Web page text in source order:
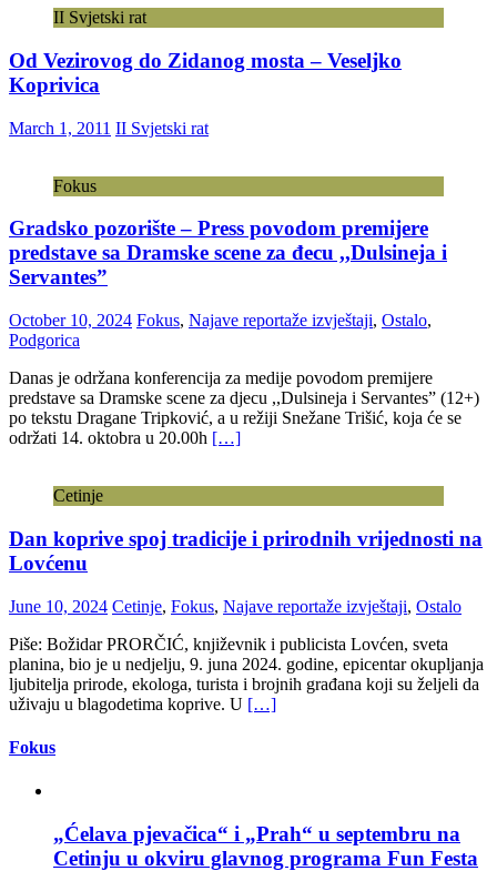
II Svjetski rat
Od Vezirovog do Zidanog mosta – Veseljko
Koprivica
March 1, 2011 II Svjetski rat
Fokus
Gradsko pozorište – Press povodom premijere
predstave sa Dramske scene za đecu ,,Dulsineja i
Servantes”
October 10, 2024 Fokus, Najave reportaže izvještaji, Ostalo,
Podgorica
Danas je održana konferencija za medije povodom premijere
predstave sa Dramske scene za djecu ,,Dulsineja i Servantes” (12+)
po tekstu Dragane Tripković, a u režiji Snežane Trišić, koja će se
održati 14. oktobra u 20.00h […]
Cetinje
Dan koprive spoj tradicije i prirodnih vrijednosti na
Lovćenu
June 10, 2024 Cetinje, Fokus, Najave reportaže izvještaji, Ostalo
Piše: Božidar PRORČIĆ, književnik i publicista Lovćen, sveta
planina, bio je u nedjelju, 9. juna 2024. godine, epicentar okupljanja
ljubitelja prirode, ekologa, turista i brojnih građana koji su željeli da
uživaju u blagodetima koprive. U […]
Fokus
„Ćelava pjevačica“ i „Prah“ u septembru na
Cetinju u okviru glavnog programa Fun Festa